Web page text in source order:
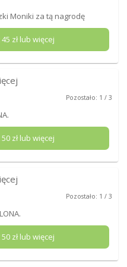
Moniki za tą nagrodę
45 zł lub więcej
Pozostało: 1 / 3
50 zł lub więcej
Pozostało: 1 / 3
50 zł lub więcej